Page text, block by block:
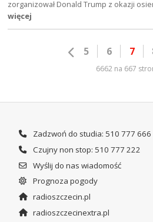
zorganizował Donald Trump z okazji
więcej
5 6 7
6662 na 667
Zadzwoń do studia: 510 777 666
Czujny non stop: 510 777 222
Wyślij do nas wiadomość
Prognoza pogody
radioszczecin.pl
radioszczecinextra.pl